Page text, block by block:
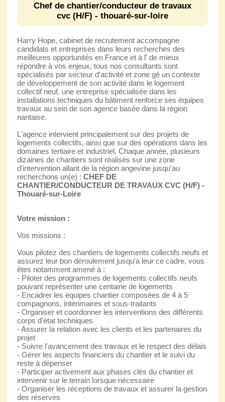
Chef de chantier/conducteur de travaux
cvc (H/F) - thouaré-sur-loire
Harry Hope, cabinet de recrutement accompagne
candidats et entreprises dans leurs recherches des
meilleures opportunités en France et à l' de mieux
répondre à vos enjeux, tous nos consultants sont
spécialisés par secteur d'activité et zone gé un contexte
de développement de son activité dans le logement
collectif neuf, une entreprise spécialisée dans les
installations techniques du bâtiment renforce ses équipes
travaux au sein de son agence basée dans la région
nantaise.
L'agence intervient principalement sur des projets de
logements collectifs, ainsi que sur des opérations dans les
domaines tertiaire et industriel. Chaque année, plusieurs
dizaines de chantiers sont réalisés sur une zone
d'intervention allant de la région angevine jusqu'au
recherchons un(e) : CHEF DE
CHANTIER/CONDUCTEUR DE TRAVAUX CVC (H/F) -
Thouaré-sur-Loire
Votre mission :
Vos missions :
Vous pilotez des chantiers de logements collectifs neufs et
assurez leur bon déroulement jusqu'à leur ce cadre, vous
êtes notamment amené à :
- Piloter des programmes de logements collectifs neufs
pouvant représenter une centaine de logements
- Encadrer les équipes chantier composées de 4 à 5
compagnons, intérimaires et sous-traitants
- Organiser et coordonner les interventions des différents
corps d'état techniques
- Assurer la relation avec les clients et les partenaires du
projet
- Suivre l'avancement des travaux et le respect des délais
- Gérer les aspects financiers du chantier et le suivi du
reste à dépenser
- Participer activement aux phases clés du chantier et
intervenir sur le terrain lorsque nécessaire
- Organiser les réceptions de travaux et assurer la gestion
des réserves